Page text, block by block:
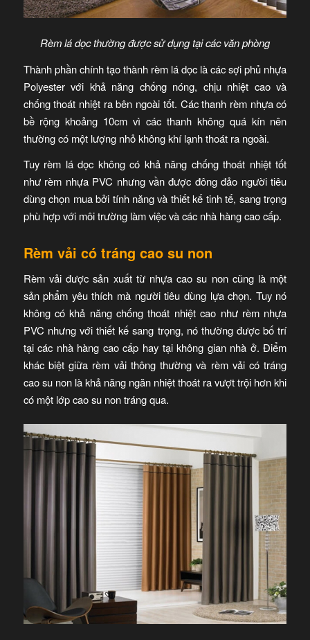
Rèm lá dọc thường được sử dụng tại các văn phòng
Thành phần chính tạo thành rèm lá dọc là các sợi phủ nhựa
Polyester với khả năng chống nóng, chịu nhiệt cao và
chống thoát nhiệt ra bên ngoài tốt. Các thanh rèm nhựa có
bề rộng khoảng 10cm vì các thanh không quá kín nên
thường có một lượng nhỏ không khí lạnh thoát ra ngoài.
Tuy rèm lá dọc không có khả năng chống thoát nhiệt tốt
như rèm nhựa PVC nhưng vần được đông đảo người tiêu
dùng chọn mua bởi tính năng và thiết kế tinh tế, sang trọng
phù hợp với môi trường làm việc và các nhà hàng cao cấp.
Rèm vải có tráng cao su non
Rèm vải được sản xuất từ nhựa cao su non cũng là một
sản phẩm yêu thích mà người tiêu dùng lựa chọn. Tuy nó
không có khả năng chống thoát nhiệt cao như rèm nhựa
PVC nhưng với thiết kế sang trọng, nó thường được bố trí
tại các nhà hàng cao cấp hay tại không gian nhà ở. Điểm
khác biệt giữa rèm vải thông thường và rèm vải có tráng
cao su non là khả năng ngăn nhiệt thoát ra vượt trội hơn khi
có một lớp cao su non tráng qua.